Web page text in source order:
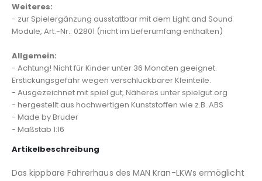
Weiteres:
- zur Spielergänzung ausstattbar mit dem Light and Sound
Module, Art.-Nr.: 02801 (nicht im Lieferumfang enthalten)
Allgemein:
- Achtung! Nicht für Kinder unter 36 Monaten geeignet.
Erstickungsgefahr wegen verschluckbarer Kleinteile.
- Ausgezeichnet mit spiel gut, Näheres unter spielgut.org
- hergestellt aus hochwertigen Kunststoffen wie z.B. ABS
- Made by Bruder
- Maßstab 1:16
Artikelbeschreibung
Das kippbare Fahrerhaus des MAN Kran-LKWs ermöglicht